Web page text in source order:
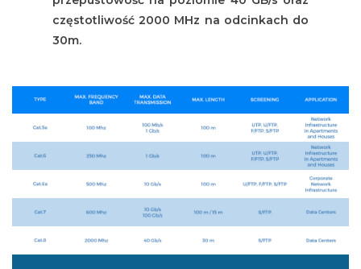
częstotliwość 2000 MHz na odcinkach do
30m.